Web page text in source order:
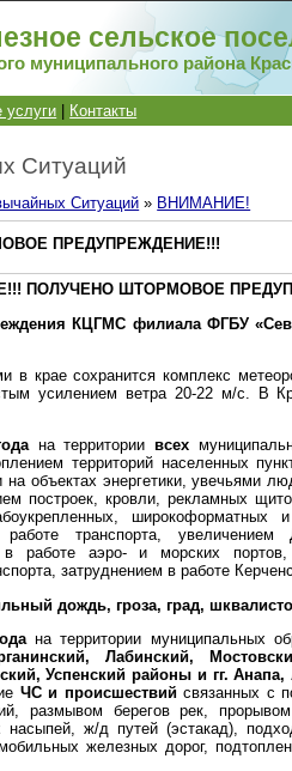
сельское
муниципального района
услуги Контакты
Ситуаций
Ситуаций » ВНИМАНИЕ!
ПРЕДУПРЕЖДЕНИЕ!!!
ПОЛУЧЕНО ШТОРМОВОЕ
КЦГМС филиала ФГБУ
в крае сохранится комплекс
усилением ветра 20-22 м/с. В
на территории всех
территорий населенных
объектах энергетики, увечьями
построек, кровли, рекламных
широкоформатных
работе транспорта,
в работе аэро- и морских
затруднением в работе
дождь, гроза, град,
на территории муниципальных
Лабинский,
Успенский районы и гг.
ЧС и происшествийсвязанных с
размывом берегов рек,
ж/д путей (эстакад),
железных дорог,